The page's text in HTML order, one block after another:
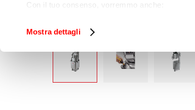
Con il tuo consenso, vorremmo anche:
Identificare il tuo dispositivo,
tuo consenso in qualsiasi momento dalla
Utilizziamo i cookie per garantire che l’utente
funzionalità dei social media e per analizzare
sito con i nostri partner che si occupano di
Mostra dettagli